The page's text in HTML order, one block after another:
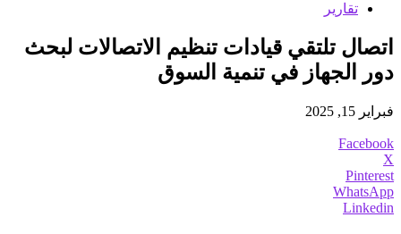
تقارير
اتصال تلتقي قيادات تنظيم الاتصالات لبحث
دور الجهاز في تنمية السوق
فبراير 15, 2025
Facebook
X
Pinterest
WhatsApp
Linkedin